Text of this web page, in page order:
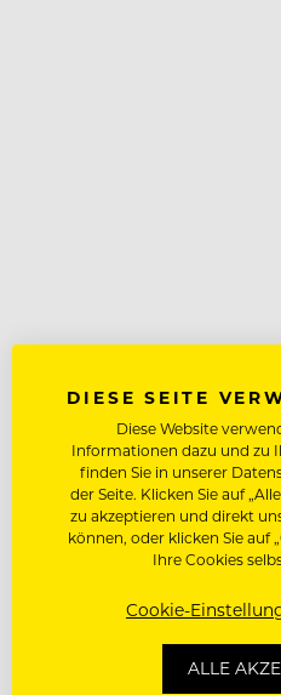
DIESE SEITE
Diese Website
Informationen dazu und zu
finden Sie in unserer
der Seite. Klicken Sie auf
zu akzeptieren und direkt
können, oder klicken Sie auf
Ihre Cookies
Cookie-
ALLE